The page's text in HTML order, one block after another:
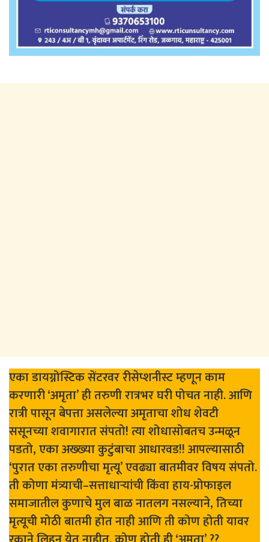
एका डायग्नोस्टिक सेंटरवर रीसेप्शनीस्ट म्हणून काम
करणारी ‘अमृता’ ही तरुणी रात्रभर घरी पोचत नाही. आणि
रात्री पासून बेपत्ता असलेल्या अमृताचा शोध शेवटी
ससूनच्या शवागारात संपतो! त्या शोधासोबतच उन्मळून
पडतो, एका अख्ख्या कुटुंबाचा आधारवड!! आपल्यासाठी
‘पुरात एका तरुणीचा मृत्यू’ एवढ्या बातमीवर विषय संपतो.
ती कोणा मंत्र्याची–सत्ताधाऱ्यांची किंवा हाय-प्रोफाइल
समाजातील कुणाचे मुल बाळ नातलग नसल्याने, तिच्या
मृत्यूची मोठी बातमी होत नाही आणि ती कोण होती यावर